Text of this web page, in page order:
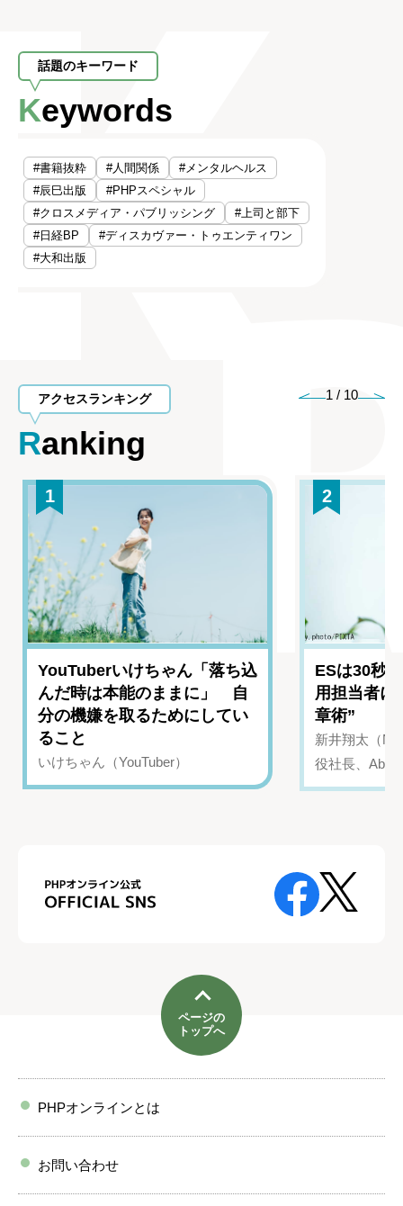
話題のキーワード
Keywords
#書籍抜粋 #人間関係
#メンタルヘルス
#辰巳出版
#PHPスペシャル
#クロスメディア・パブリッシング
#上司と部下
#日経BP
#ディスカヴァー・トゥエンティワン
#大和出版
アクセスランキング
Ranking
1 / 10
1
YouTuberいけちゃん「落ち込
んだ時は本能のままに」 自
分の機嫌を取るためにしてい
ること
いけちゃん（YouTuber）
2
ESは30秒
用担当者に
章術”
新井翔太（
役社長、
ページの
トップへ
PHPオンラインとは
お問い合わせ